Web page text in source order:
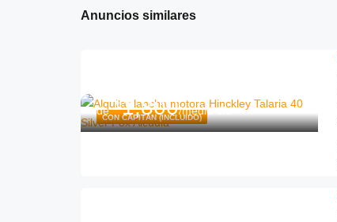
Anuncios similares
CON CAPITÁN (INCLUIDO)
de
€1,800/medio día